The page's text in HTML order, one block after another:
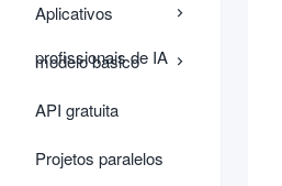
Aplicativos
profissionais de IA
modelo básico
API gratuita
Projetos paralelos